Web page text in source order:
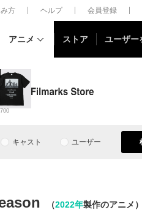
方 ヘルプ 会員登録
アニメ ストア ユーザー
キャスト ユーザー
（2022年製作のアニメ）